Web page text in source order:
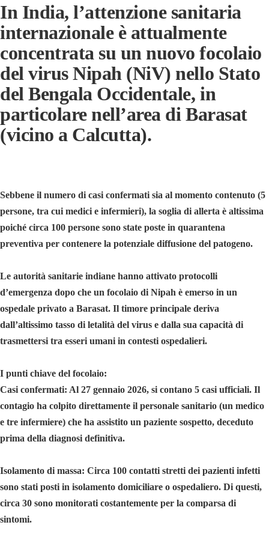
In India, l’attenzione sanitaria
internazionale è attualmente
concentrata su un nuovo focolaio
del virus Nipah (NiV) nello Stato
del Bengala Occidentale, in
particolare nell’area di Barasat
(vicino a Calcutta).
Sebbene il numero di casi confermati sia al momento contenuto (5
persone, tra cui medici e infermieri), la soglia di allerta è altissima
poiché circa 100 persone sono state poste in quarantena
preventiva per contenere la potenziale diffusione del patogeno.
Le autorità sanitarie indiane hanno attivato protocolli
d’emergenza dopo che un focolaio di Nipah è emerso in un
ospedale privato a Barasat. Il timore principale deriva
dall’altissimo tasso di letalità del virus e dalla sua capacità di
trasmettersi tra esseri umani in contesti ospedalieri.
I punti chiave del focolaio:
Casi confermati: Al 27 gennaio 2026, si contano 5 casi ufficiali. Il
contagio ha colpito direttamente il personale sanitario (un medico
e tre infermiere) che ha assistito un paziente sospetto, deceduto
prima della diagnosi definitiva.
Isolamento di massa: Circa 100 contatti stretti dei pazienti infetti
sono stati posti in isolamento domiciliare o ospedaliero. Di questi,
circa 30 sono monitorati costantemente per la comparsa di
sintomi.